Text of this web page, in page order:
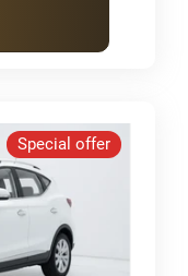
Special offer